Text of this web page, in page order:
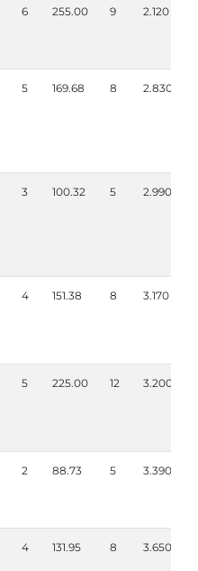
6 255.00 9 2.120
5 169.68 8 2.830
3 100.32 5 2.990
4 151.38 8 3.170
5 225.00 12 3.200
2 88.73 5 3.390
4 131.95 8 3.650